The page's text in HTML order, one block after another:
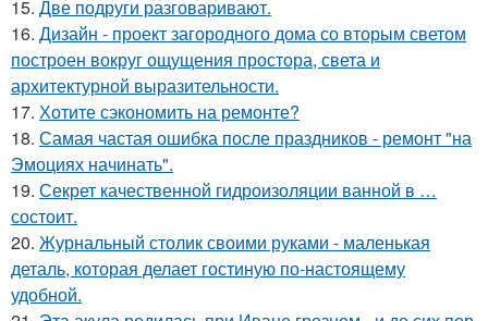
15. Две подруги разговаривают.
16. Дизайн - проект загородного дома со вторым светом
построен вокруг ощущения простора, света и
архитектурной выразительности.
17. Хотите сэкономить на ремонте?
18. Самая частая ошибка после праздников - ремонт "на
Эмоциях начинать".
19. Секрет качественной гидроизоляции ванной в …
состоит.
20. Журнальный столик своими руками - маленькая
деталь, которая делает гостиную по-настоящему
удобной.